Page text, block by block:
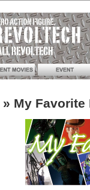
» My Favorite